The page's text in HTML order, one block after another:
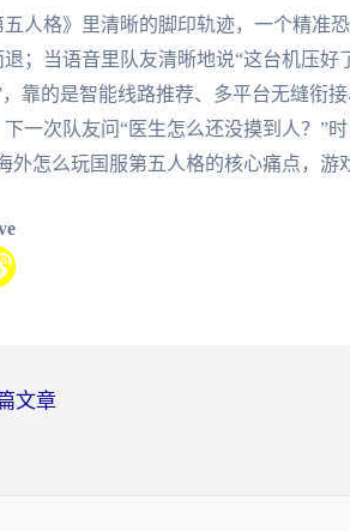
五人格》里清晰的脚印轨迹，一个精准
退；当语音里队友清晰地说“这台机压
，靠的是智能线路推荐、多平台无缝衔
一次队友问“医生怎么还没摸到人？”
外怎么玩国服第五人格的核心痛点，游
文章